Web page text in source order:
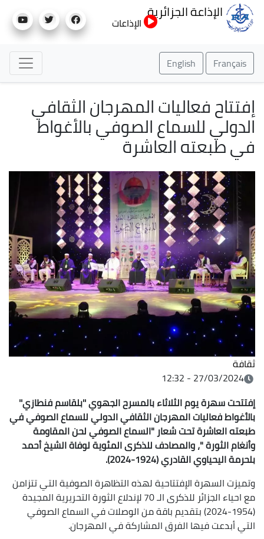
إلى
الإذاعة الجزائرية
الإذاعات
Français
English
إفتتاح فعاليات المهرجان الثقافي
الدولي للسماع الصوفي بالأغواط
في طبعته العاشرة
ثقافة
27/03/2024 - 12:32
إفتتحت سهرة يوم الثلاثاء بالمسرح الجهوي ''بلقاسم فنطازي''
بالأغواط فعاليات المهرجان الثقافي الدولي للسماع الصوفي في
طبعته العاشرة تحت شعار "السماع الصوفي لحن المقاومة
وأنغام الثورة "، والمصادف للذكرى المئوية لوفاة الشيخ أحمد
بلحرمة اليحياوي القادري (1924-2024).
وتميزت السهرة الإفتتاحية لهذه التظاهرة الصوفية التي تتزامن
مع احياء الجزائر للذكرى الـ 70 لإندلاع الثورة التحريرية المجيدة
(1954-2024) بتقديم باقة من الوصلات في السماع الصوفي
التي أبدعت فيها الفرق المشاركة في المهرجان.